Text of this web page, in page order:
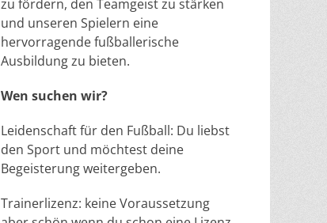
zu fördern, den Teamgeist zu stärken
und unseren Spielern eine
hervorragende fußballerische
Ausbildung zu bieten.
Wen suchen wir?
Leidenschaft für den Fußball: Du liebst
den Sport und möchtest deine
Begeisterung weitergeben.
Trainerlizenz: keine Voraussetzung